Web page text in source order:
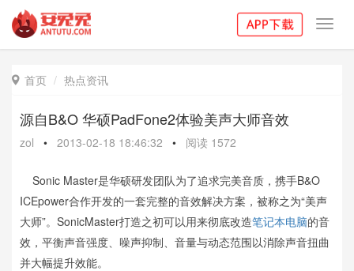
 首页 热点资讯
源自B&O 华硕PadFone2体验美声大师音效
zol • 2013-02-18 18:46:32 • 阅读 1572
Sonic Master是华硕研发团队为了追求完美音质，携手B&O
ICEpower合作开发的一套完整的音效解决方案，被称之为“美声
大师”。SonicMaster打造之初可以用来彻底改造笔记本电脑的音
效，平衡声音强度、噪声抑制、音量与动态范围以消除声音扭曲
并大幅提升效能。